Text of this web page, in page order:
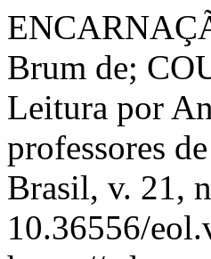
Brum de;
Leitura por
professores
Brasil, v. 21,
10.36556/